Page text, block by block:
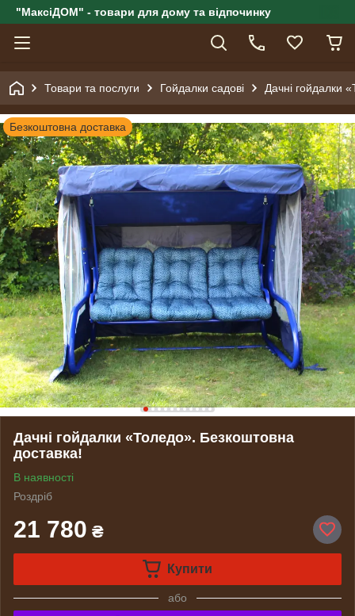
"МаксіДОМ" - товари для дому та відпочинку
Товари та послуги Гойдалки садові Дачні гойдалки
Безкоштовна доставка
Дачні гойдалки «Толедо». Безкоштовна
доставка!
В наявності
Роздріб
21 780 ₴
Купити
або